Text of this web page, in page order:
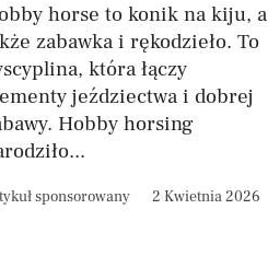
horse to konik na kiju, a
zabawka i rękodzieło. To
która łączy
jeździectwa i dobrej
Hobby horsing
sponsorowany 2 Kwietnia 2026